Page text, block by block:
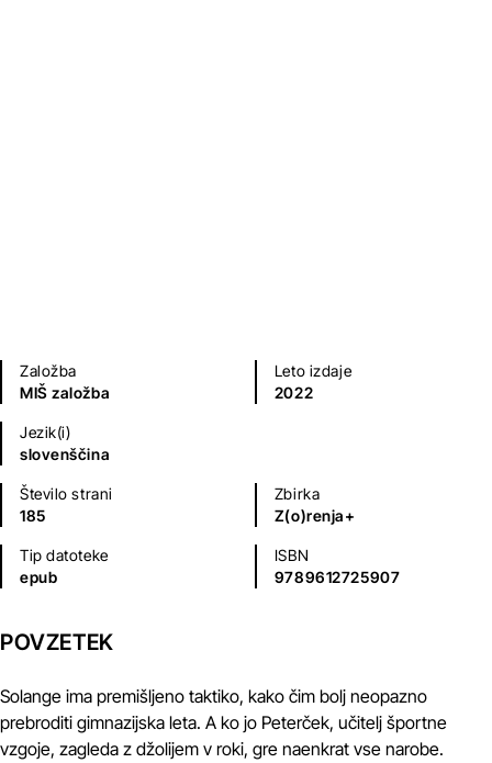
Založba
MIŠ založba
Leto izdaje
2022
Jezik(i)
slovenščina
Število strani
185
Zbirka
Z(o)renja+
Tip datoteke
epub
ISBN
9789612725907
POVZETEK
Solange ima premišljeno taktiko, kako čim bolj neopazno
prebroditi gimnazijska leta. A ko jo Peterček, učitelj športne
vzgoje, zagleda z džolijem v roki, gre naenkrat vse narobe.